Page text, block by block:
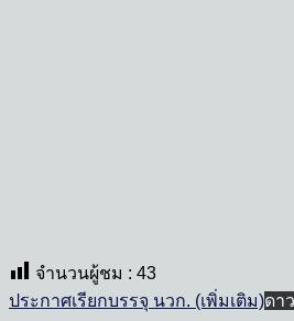
จำนวนผู้ชม : 43
ประกาศเรียกบรรจุ นวก. (เพิ่มเติม)ดา